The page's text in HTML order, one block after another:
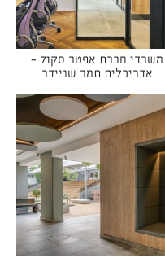
משרדי חברת אפטר סקול -
אדריכלית תמר שניידר